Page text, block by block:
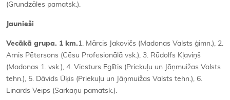
(Grundzāles pamatsk.).
Jaunieši
Vecākā grupa. 1 km.1. Mārcis Jakovičs (Madonas Valsts ģimn.), 2.
Arnis Pētersons (Cēsu Profesionālā vsk.), 3. Rūdolfs Kļaviņš
(Madonas 1. vsk.), 4. Viesturs Eglītis (Priekuļu un Jāņmuižas Valsts
tehn.), 5. Dāvids Ūķis (Priekuļu un Jāņmuižas Valsts tehn.), 6.
Linards Veips (Sarkaņu pamatsk.).